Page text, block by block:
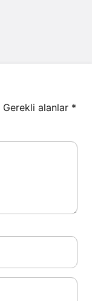
Gerekli alanlar *